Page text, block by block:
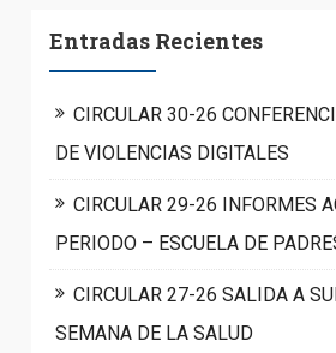
Entradas Recientes
CIRCULAR 30-26
DE VIOLENCIAS DIGITALES
CIRCULAR 29-26 INFORMES
PERIODO – ESCUELA DE
CIRCULAR 27-26 SALIDA A
SEMANA DE LA SALUD